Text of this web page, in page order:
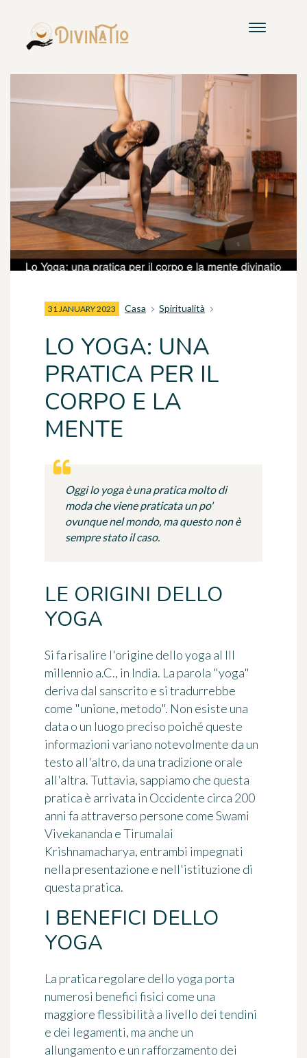
31 JANUARY 2023 Casa Spiritualità
LO YOGA: UNA
PRATICA PER IL
CORPO E LA
MENTE
Oggi lo yoga è una pratica molto di
moda che viene praticata un po'
ovunque nel mondo, ma questo non è
sempre stato il caso.
LE ORIGINI DELLO
YOGA
Si fa risalire l'origine dello yoga al III
millennio a.C., in India. La parola "yoga"
deriva dal sanscrito e si tradurrebbe
come "unione, metodo". Non esiste una
data o un luogo preciso poiché queste
informazioni variano notevolmente da un
testo all'altro, da una tradizione orale
all'altra. Tuttavia, sappiamo che questa
pratica è arrivata in Occidente circa 200
anni fa attraverso persone come Swami
Vivekananda e Tirumalai
Krishnamacharya, entrambi impegnati
nella presentazione e nell'istituzione di
questa pratica.
I BENEFICI DELLO
YOGA
La pratica regolare dello yoga porta
numerosi benefici fisici come una
maggiore flessibilità a livello dei tendini
e dei legamenti, ma anche un
allungamento e un rafforzamento dei